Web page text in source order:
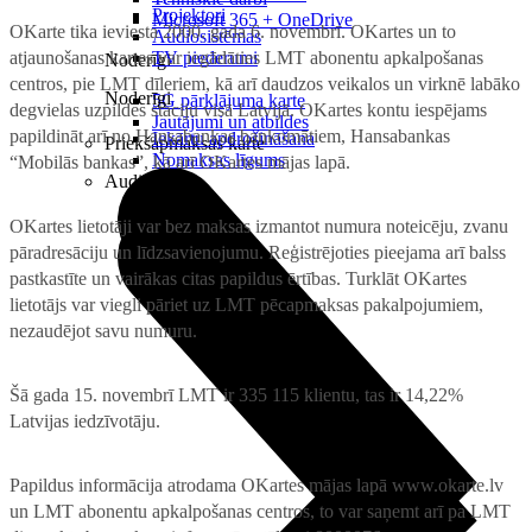
Microsoft 365 + OneDrive
Noderīgi
5G pārklājuma karte
Jautājumi un atbildes
Priekšapmaksas karte
Projektori
Audiosistēmas
TV piederumi
Noderīgi
Iekārtu apdrošināšana
Nomaksas līgums
Audio
OKarte tika ieviesta 2000. gada 6. novembrī. OKartes un to
atjaunošanas kartes var iegādāties LMT abonentu apkalpošanas
centros, pie LMT dīleriem, kā arī daudzos veikalos un virknē labāko
degvielas uzpildes staciju visā Latvijā. OKartes kontu iespējams
papildināt arī no Hansabankas bankomātiem, Hansabankas
“Mobilās bankas”, kā arī OKartes mājas lapā.
OKartes lietotāji var bez maksas izmantot numura noteicēju, zvanu
pāradresāciju un līdzsavienojumu. Reģistrējoties pieejama arī balss
pastkastīte un vairākas citas papildus ērtības. Turklāt OKartes
lietotājs var viegli pāriet uz LMT pēcapmaksas pakalpojumiem,
nezaudējot savu numuru.
Šā gada 15. novembrī LMT ir 335 115 klientu, tas ir 14,22%
Latvijas iedzīvotāju.
Papildus informācija atrodama OKartes mājas lapā www.okarte.lv
un LMT abonentu apkalpošanas centros, to var saņemt arī pa LMT